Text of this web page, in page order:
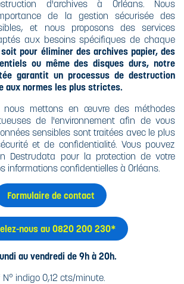
d'archives à Orléans. Nous
de la gestion sécurisée des
et nous proposons des services
aux besoins spécifiques de chaque
soit pour éliminer des archives papier, des
ou même des disques durs, notre
garantit un processus de destruction
aux normes les plus strictes.
nous mettons en œuvre des méthodes
de l'environnement afin de vous
sensibles sont traitées avec le plus
et de confidentialité. Vous pouvez
Destrudata pour la protection de votre
informations confidentielles à Orléans.
Formulaire de contact
nous au 0820 200 230*
au vendredi de 9h à 20h.
N° indigo 0,12 cts/minute.